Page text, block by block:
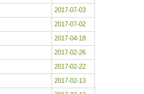
2017-07-03
2017-07-02
2017-04-18
2017-02-26
2017-02-22
2017-02-13